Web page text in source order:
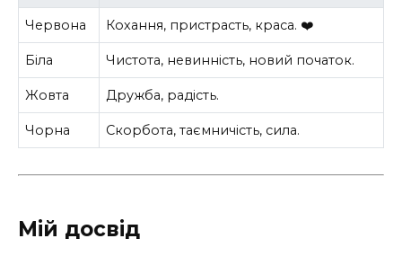
Червона Кохання, пристрасть, краса. ❤️
Біла Чистота, невинність, новий початок.
Жовта Дружба, радість.
Чорна Скорбота, таємничість, сила.
Мій досвід